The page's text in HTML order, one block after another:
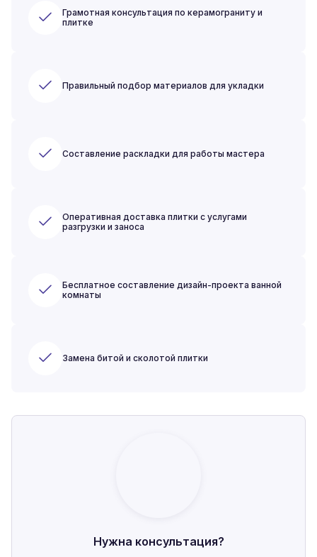
Грамотная консультация по керамограниту и
плитке
Правильный подбор материалов для укладки
Составление раскладки для работы мастера
Оперативная доставка плитки с услугами
разгрузки и заноса
Бесплатное составление дизайн-проекта ванной
комнаты
Замена битой и сколотой плитки
Нужна консультация?